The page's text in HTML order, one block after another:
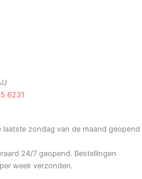
6231
laatste zondag van de maand geopend
24/7 geopend. Bestellingen
week verzonden.